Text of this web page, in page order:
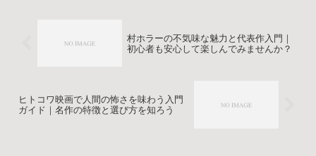
村ホラーの不気味な魅力と代表作入門｜
初心者も安心して楽しんでみませんか？
ヒトコワ映画で人間の怖さを味わう入門
ガイド｜名作の特徴と選び方を知ろう